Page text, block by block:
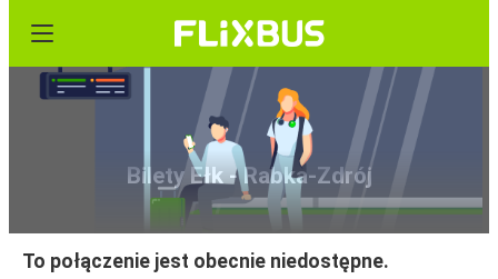
Bilety Ełk - Rabka-Zdrój
To połączenie jest obecnie niedostępne.